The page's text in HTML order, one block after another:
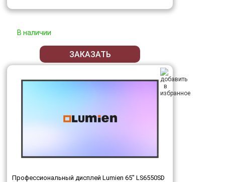
В наличии
ЗАКАЗАТЬ
Профессиональный дисплей Lumien 65" LS6550SD